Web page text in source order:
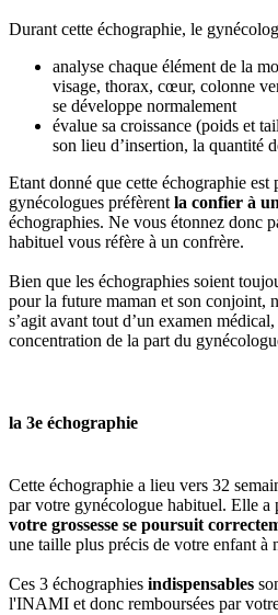
Durant cette échographie, le
analyse chaque élément de la
visage, thorax, cœur, colonne
se développe normalement
évalue sa croissance (poids et
son lieu d’insertion, la quantité
Etant donné que cette échographie est
gynécologues préfèrent la confier à
échographies. Ne vous étonnez donc
habituel vous réfère à un confrère.
Bien que les échographies soient
pour la future maman et son conjoint,
s’agit avant tout d’un examen
concentration de la part du
la 3e échographie
Cette échographie a lieu vers 32
par votre gynécologue habituel. Elle a
votre grossesse se poursuit
une taille plus précis de votre enfant à
Ces 3 échographies indispensables
l'INAMI et donc remboursées par